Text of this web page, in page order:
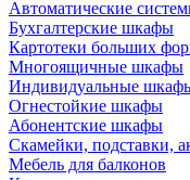
Автоматические
Бухгалтерские шкафы
Картотеки больших
Многоящичные шкафы
Индивидуальные
Огнестойкие шкафы
Абонентские шкафы
Скамейки, подставки,
Мебель для балконов